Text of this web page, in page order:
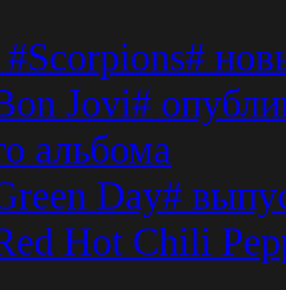
Jovi#
альбома
Day#
Hot Chili